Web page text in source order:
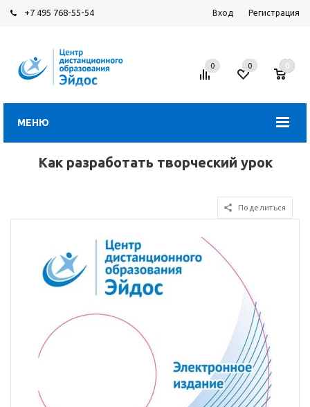
+7 495 768-55-54 Вход Регистрация
МЕНЮ
0 0 0
Как разработать творческий урок
Поделиться